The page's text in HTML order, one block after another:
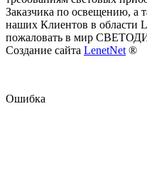
Заказчика по освещению, а
наших Клиентов в области
пожаловать в мир
Создание сайта LenetNet ®
Ошибка